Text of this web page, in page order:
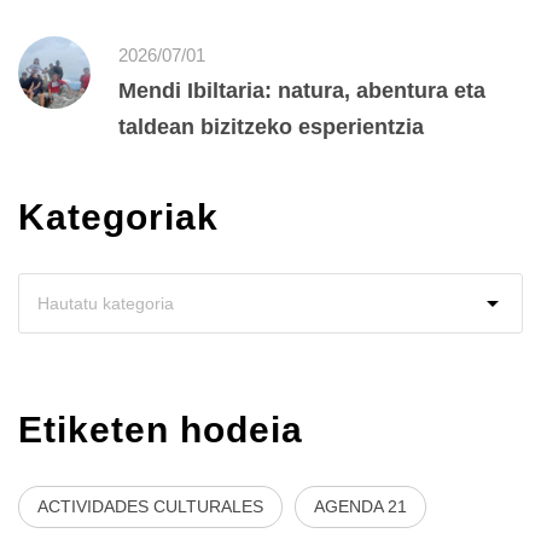
2026/07/01
Mendi Ibiltaria: natura, abentura eta
taldean bizitzeko esperientzia
Kategoriak
Etiketen hodeia
ACTIVIDADES CULTURALES AGENDA 21